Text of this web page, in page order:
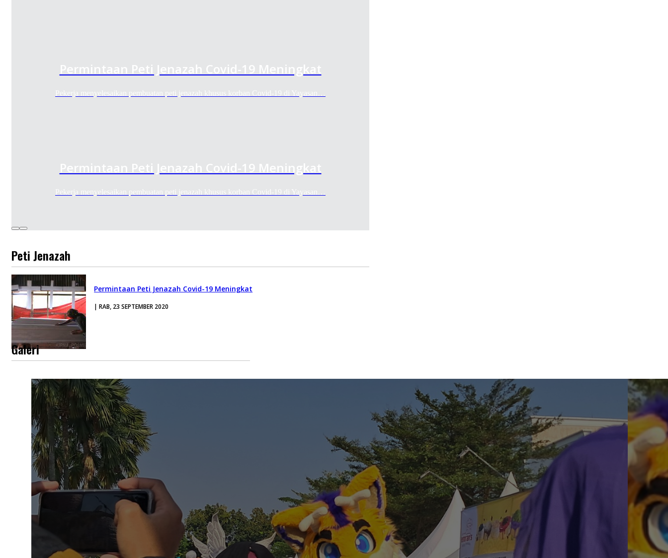
Permintaan Peti Jenazah Covid-19 Meningkat
Pekerja menyelesaikan pembuatan peti jenazah khusus korban Covid-19 di Yayasan…
Permintaan Peti Jenazah Covid-19 Meningkat
Pekerja menyelesaikan pembuatan peti jenazah khusus korban Covid-19 di Yayasan…
Peti Jenazah
Permintaan Peti Jenazah Covid-19 Meningkat
| RAB, 23 SEPTEMBER 2020
Galeri